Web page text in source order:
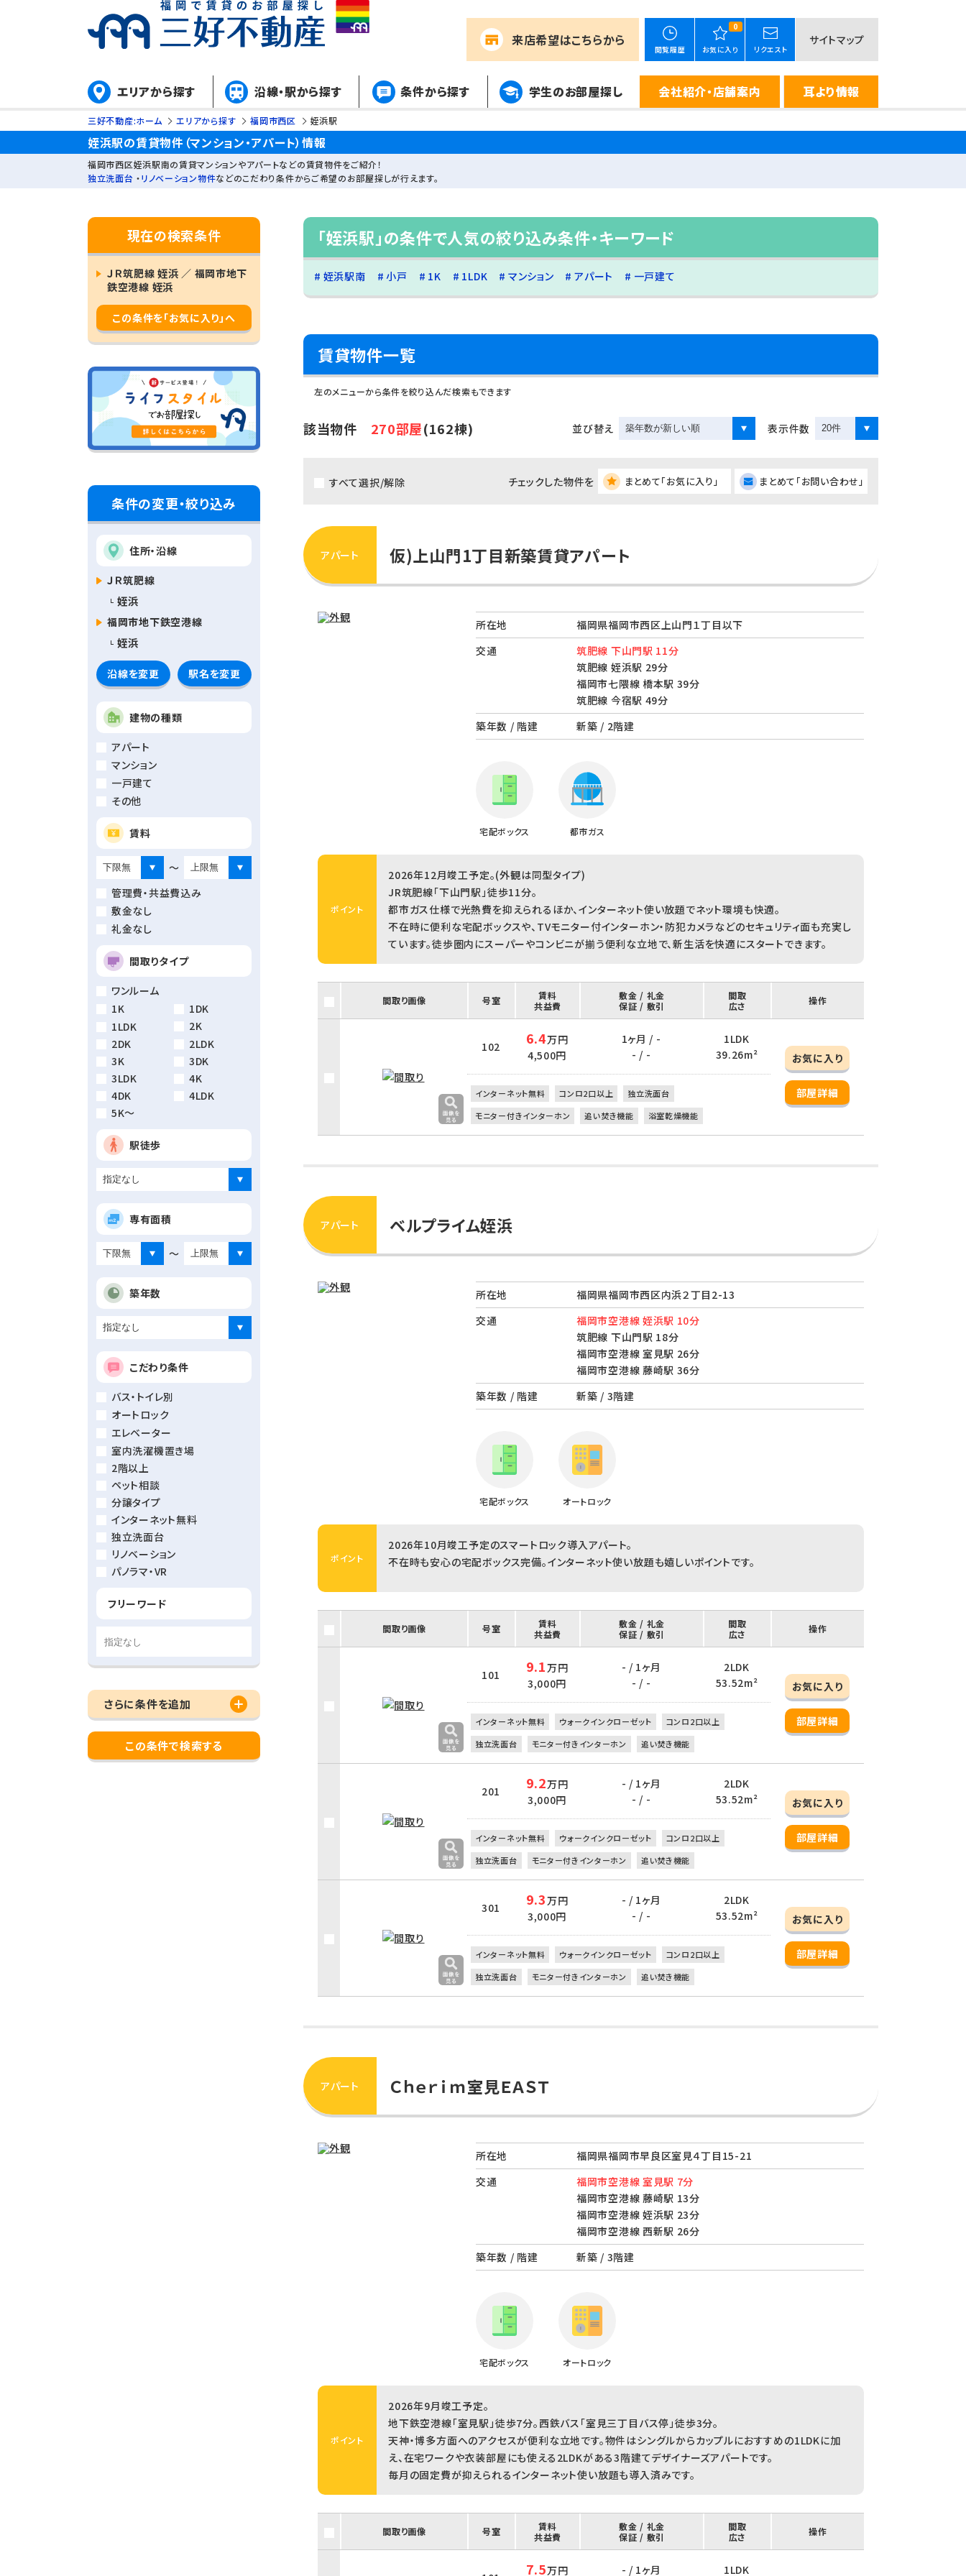
来店希望はこちらから
閲覧履歴
0
お気に入り リクエスト
サイトマップ
エリアから探す 沿線・駅から探す 条件から探す 学生のお部屋探し 会社紹介・店舗案内 耳より情報
三好不動産:ホーム エリアから探す 福岡市西区 姪浜駅
姪浜駅の賃貸物件（マンション・アパート）情報
福岡市西区姪浜駅南の賃貸マンションやアパートなどの賃貸物件をご紹介！
独立洗面台 ・リノベーション物件などのこだわり条件からご希望のお部屋探しが行えます。
現在の検索条件
ＪＲ筑肥線 姪浜 ／ 福岡市地下
鉄空港線 姪浜
この条件を「お気に入り」へ
条件の変更・絞り込み
住所・沿線
ＪＲ筑肥線
姪浜
福岡市地下鉄空港線
姪浜
沿線を変更 駅名を変更
建物の種類
アパート
マンション
一戸建て
その他
賃料
～
管理費・共益費込み
敷金なし
礼金なし
間取りタイプ
ワンルーム
1K
1DK
1LDK
2K
2DK
2LDK
3K
3DK
3LDK
4K
4DK
4LDK
5K～
駅徒歩
専有面積
～
築年数
こだわり条件
バス・トイレ別
オートロック
エレベーター
室内洗濯機置き場
2階以上
ペット相談
分譲タイプ
インターネット無料
独立洗面台
リノベーション
パノラマ・VR
フリーワード
さらに条件を追加
この条件で検索する
「姪浜駅」の条件で人気の絞り込み条件・キーワード
姪浜駅南 小戸 1K 1LDK マンション アパート 一戸建て
賃貸物件一覧
左のメニューから条件を絞り込んだ検索もできます
該当物件 270部屋(162棟) 並び替え 表示件数
すべて選択/解除 チェックした物件を まとめて「お気に入り」 まとめて「お問い合わせ」
アパート 仮)上山門1丁目新築賃貸アパート
所在地
福岡県福岡市西区上山門１丁目以下
交通
筑肥線 下山門駅 11分
筑肥線 姪浜駅 29分
福岡市七隈線 橋本駅 39分
筑肥線 今宿駅 49分
築年数 / 階建
新築 / 2階建
宅配ボックス 都市ガス
ポイント
2026年12月竣工予定。(外観は同型タイプ)
JR筑肥線「下山門駅」徒歩11分。
都市ガス仕様で光熱費を抑えられるほか、インターネット使い放題でネット環境も快適。
不在時に便利な宅配ボックスや、TVモニター付インターホン・防犯カメラなどのセキュリティ面も充実し
ています。徒歩圏内にスーパーやコンビニが揃う便利な立地で、新生活を快適にスタートできます。
間取り画像 号室
賃料
共益費
敷金 / 礼金
保証 / 敷引
間取
広さ
操作
102 6.4万円
4,500円
1ヶ月 / -
- / -
1LDK
39.26m²
お気に入り
部屋詳細
インターネット無料 コンロ2口以上
独立洗面台
モニター付きインターホン
追い焚き機能 浴室乾燥機能
アパート ベルプライム姪浜
所在地
福岡県福岡市西区内浜２丁目2-13
交通
福岡市空港線 姪浜駅 10分
筑肥線 下山門駅 18分
福岡市空港線 室見駅 26分
福岡市空港線 藤崎駅 36分
築年数 / 階建
新築 / 3階建
宅配ボックス オートロック
ポイント
2026年10月竣工予定のスマートロック導入アパート。
不在時も安心の宅配ボックス完備。インターネット使い放題も嬉しいポイントです。
間取り画像 号室
賃料
共益費
敷金 / 礼金
保証 / 敷引
間取
広さ
操作
101 9.1万円
3,000円
- / 1ヶ月
- / -
2LDK
53.52m²
お気に入り
部屋詳細
インターネット無料 ウォークインクローゼット
コンロ2口以上
独立洗面台
モニター付きインターホン 追い焚き機能
201 9.2万円
3,000円
- / 1ヶ月
- / -
2LDK
53.52m²
お気に入り
部屋詳細
インターネット無料 ウォークインクローゼット
コンロ2口以上
独立洗面台
モニター付きインターホン 追い焚き機能
301 9.3万円
3,000円
- / 1ヶ月
- / -
2LDK
53.52m²
お気に入り
部屋詳細
インターネット無料 ウォークインクローゼット
コンロ2口以上
独立洗面台
モニター付きインターホン 追い焚き機能
アパート Ｃｈｅｒｉｍ室見ＥＡＳＴ
所在地
福岡県福岡市早良区室見４丁目15-21
交通
福岡市空港線 室見駅 7分
福岡市空港線 藤崎駅 13分
福岡市空港線 姪浜駅 23分
福岡市空港線 西新駅 26分
築年数 / 階建
新築 / 3階建
宅配ボックス オートロック
ポイント
2026年9月竣工予定。
地下鉄空港線「室見駅」徒歩7分。西鉄バス「室見三丁目バス停」徒歩3分。
天神・博多方面へのアクセスが便利な立地です。物件はシングルからカップルにおすすめの1LDKに加
え、在宅ワークや衣装部屋にも使える2LDKがある3階建てデザイナーズアパートです。
毎月の固定費が抑えられるインターネット使い放題も導入済みです。
間取り画像 号室
賃料
共益費
敷金 / 礼金
保証 / 敷引
間取
広さ
操作
7.5万円 - / 1ヶ月 1LDK